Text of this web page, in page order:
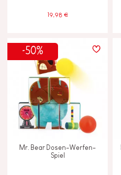
19,98 €
-50%
Mr. Bear Dosen-Werfen-
Spiel